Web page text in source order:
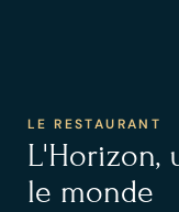
LE RESTAURANT
L'Horizon,
le monde